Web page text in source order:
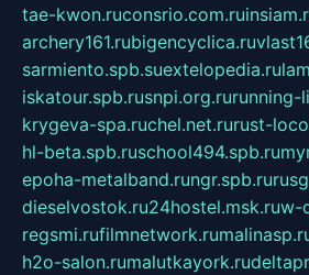
tae-kwon.ruconsrio.com.ru
archery161.rubigencyclica.ru
sarmiento.spb.suextelopedia.ru
iskatour.spb.rusnpi.org.rurunning-
krygeva-spa.ruchel.net.rurust-
hl-beta.spb.ruschool494.spb.ru
epoha-metalband.rungr.spb.ru
dieselvostok.ru24hostel.msk.ruw-
regsmi.rufilmnetwork.ru
h2o-salon.rumalutkayork.ru